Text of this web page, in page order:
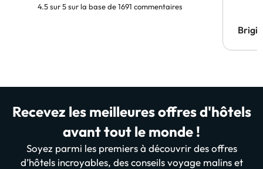
4.5 sur 5 sur la base de 1691 commentaires
Recevez les meilleures offres d'hôtels
avant tout le monde !
Soyez parmi les premiers à découvrir des offres
d’hôtels incroyables, des conseils voyage malins et